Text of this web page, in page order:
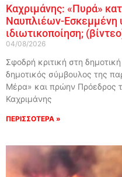
Καχριμάνης: «Πυρά»
Ναυπλιέων-Εσκεμμένη
ιδιωτικοποίηση;
04/08/2026
Σφοδρή κριτική στη
δημοτικός σύμβουλος της
Μέρα» και πρώην Πρόεδρος
Καχριμάνης
ΠΕΡΙΣΣΟΤΕΡΑ »